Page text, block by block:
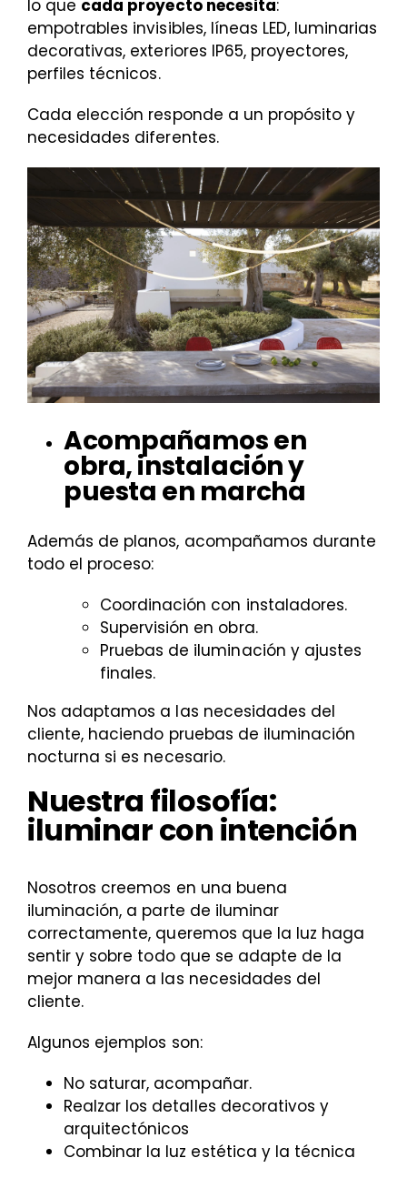
lo que cada proyecto necesita:
empotrables invisibles, líneas LED, luminarias
decorativas, exteriores IP65, proyectores,
perfiles técnicos.
Cada elección responde a un propósito y
necesidades diferentes.
Acompañamos en
obra, instalación y
puesta en marcha
Además de planos, acompañamos durante
todo el proceso:
Coordinación con instaladores.
Supervisión en obra.
Pruebas de iluminación y ajustes
finales.
Nos adaptamos a las necesidades del
cliente, haciendo pruebas de iluminación
nocturna si es necesario.
Nuestra filosofía:
iluminar con intención
Nosotros creemos en una buena
iluminación, a parte de iluminar
correctamente, queremos que la luz haga
sentir y sobre todo que se adapte de la
mejor manera a las necesidades del
cliente.
Algunos ejemplos son:
No saturar, acompañar.
Realzar los detalles decorativos y
arquitectónicos
Combinar la luz estética y la técnica